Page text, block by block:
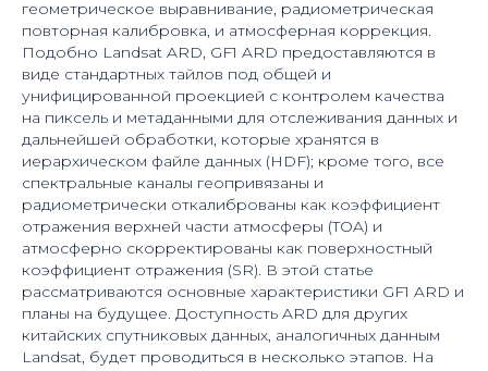
геометрическое выравнивание, радиометрическая
повторная калибровка, и атмосферная коррекция.
Подобно Landsat ARD, GF1 ARD предоставляются в
виде стандартных тайлов под общей и
унифицированной проекцией с контролем качества
на пиксель и метаданными для отслеживания данных и
дальнейшей обработки, которые хранятся в
иерархическом файле данных (HDF); кроме того, все
спектральные каналы геопривязаны и
радиометрически откалиброваны как коэффициент
отражения верхней части атмосферы (TOA) и
атмосферно скорректированы как поверхностный
коэффициент отражения (SR). В этой статье
рассматриваются основные характеристики GF1 ARD и
планы на будущее. Доступность ARD для других
китайских спутниковых данных, аналогичных данным
Landsat, будет проводиться в несколько этапов. На